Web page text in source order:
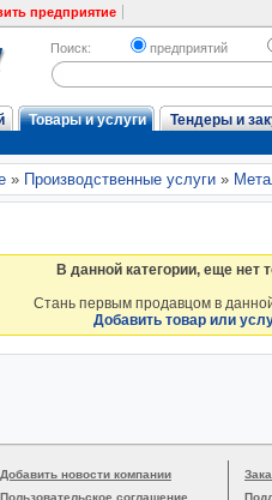
предприятие
Поиск: предприятий
Товары и услуги Тендеры и
» Производственные услуги »
В данной категории, еще нет
Стань первым продавцом в
Добавить товар или
Добавить новости компании
Пользовательское соглашение